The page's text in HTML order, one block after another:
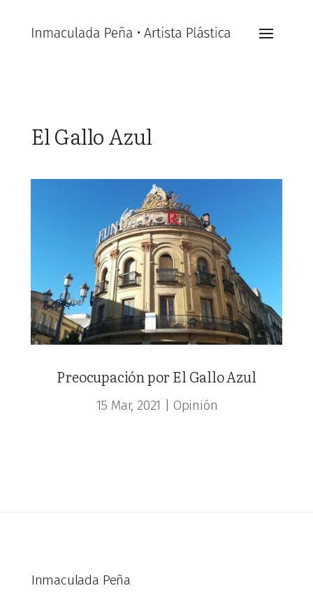
El Gallo Azul
Preocupación por El Gallo Azul
15 Mar, 2021 Opinión
Inmaculada Peña